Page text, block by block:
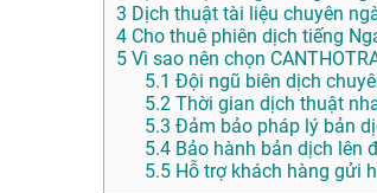
3 Dịch thuật tài liệu chuyên
4 Cho thuê phiên dịch tiếng
5 Vì sao nên chọn
5.1 Đội ngũ biên dịch
5.2 Thời gian dịch thuật
5.3 Đảm bảo pháp lý bản
5.4 Bảo hành bản dịch lên
5.5 Hỗ trợ khách hàng gửi